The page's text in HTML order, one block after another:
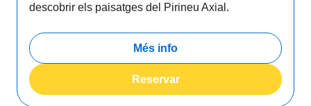
descobrir els paisatges del Pirineu Axial.
Més info
Reservar